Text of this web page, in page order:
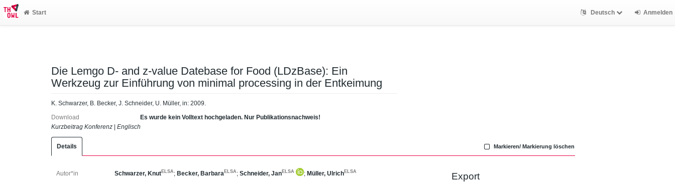
Start Deutsch Anmelden
Die Lemgo D- and z-value Datebase for Food (LDzBase): Ein
Werkzeug zur Einführung von minimal processing in der Entkeimung
K. Schwarzer, B. Becker, J. Schneider, U. Müller, in: 2009.
Download
Es wurde kein Volltext hochgeladen. Nur Publikationsnachweis!
Kurzbeitrag Konferenz
Englisch
Details Markieren/ Markierung löschen
Autor*in Schwarzer, KnutELSA ; Becker, BarbaraELSA ;Schneider, JanELSA ; Müller, UlrichELSA Export